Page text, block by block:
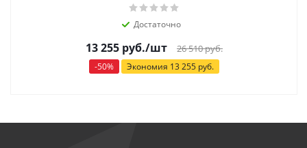
Достаточно
13 255 руб./шт 26 510руб.
-50% Экономия 13 255 руб.